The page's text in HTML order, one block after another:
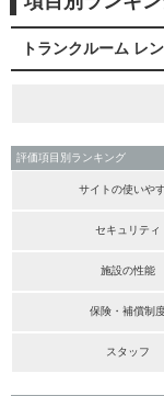
トランクルーム レ
評価項目別ランキング
サイトの使いや
セキュリティ
施設の性能
保険・補償制
スタッフ